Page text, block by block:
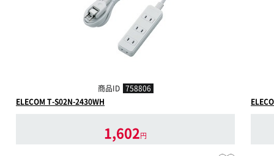
商品ID 758806
ELECOM T-S02N-2430WH
1,602円